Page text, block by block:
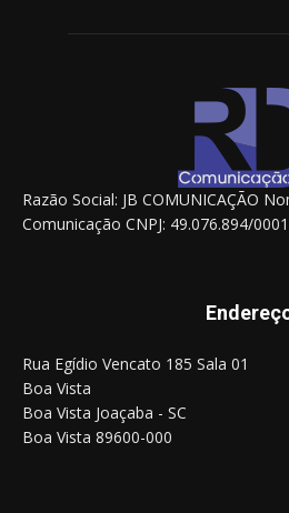
Razão Social: JB COMUNICAÇÃO
Comunicação CNPJ: 49.076.894/
Rua Egídio Vencato 185 Sala 01
Boa Vista
Boa Vista Joaçaba - SC
Boa Vista 89600-000